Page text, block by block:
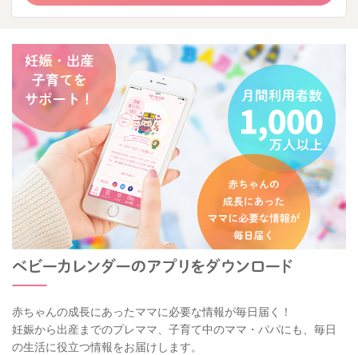
赤ちゃんの成長にあったママに必要な情報が毎日届く！
妊娠から出産までのプレママ、子育て中のママ・パパにも、毎日
の生活に役立つ情報をお届けします。